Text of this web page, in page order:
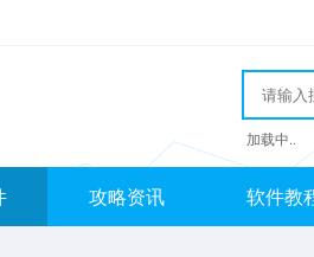
加载中..
攻略资讯 软件教